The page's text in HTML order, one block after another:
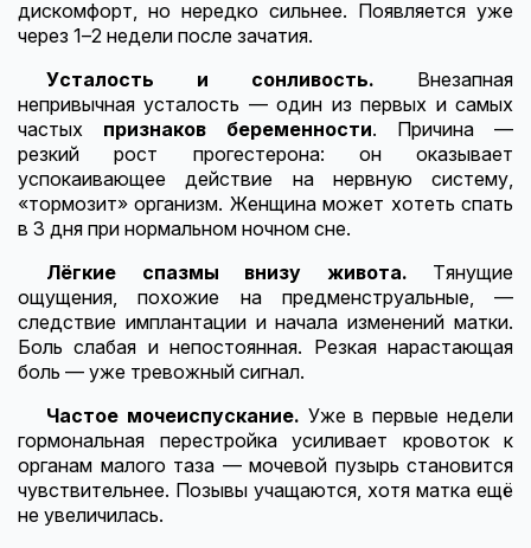
дискомфорт, но нередко сильнее. Появляется уже
через 1–2 недели после зачатия.
Усталость и сонливость. Внезапная
непривычная усталость — один из первых и самых
частых признаков беременности. Причина —
резкий рост прогестерона: он оказывает
успокаивающее действие на нервную систему,
«тормозит» организм. Женщина может хотеть спать
в 3 дня при нормальном ночном сне.
Лёгкие спазмы внизу живота. Тянущие
ощущения, похожие на предменструальные, —
следствие имплантации и начала изменений матки.
Боль слабая и непостоянная. Резкая нарастающая
боль — уже тревожный сигнал.
Частое мочеиспускание. Уже в первые недели
гормональная перестройка усиливает кровоток к
органам малого таза — мочевой пузырь становится
чувствительнее. Позывы учащаются, хотя матка ещё
не увеличилась.